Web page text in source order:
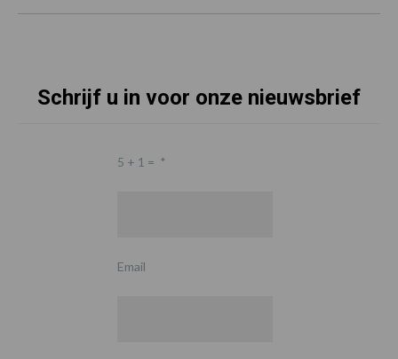
Schrijf u in voor onze nieuwsbrief
5 + 1 = *
Email